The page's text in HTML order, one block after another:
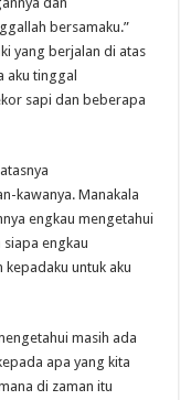
bersamaku.”
yang berjalan di atas
aku tinggal
sapi dan beberapa
kawanya. Manakala
engkau mengetahui
engkau
kepadaku untuk aku
masih ada
apa yang kita
di zaman itu